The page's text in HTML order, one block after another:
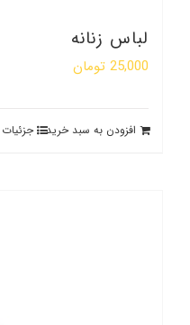
لباس زنانه
25,000 تومان
افزودن به سبد خرید جزئیات